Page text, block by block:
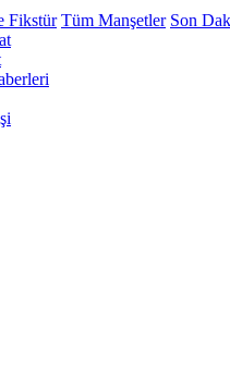
Fikstür Tüm Manşetler Son